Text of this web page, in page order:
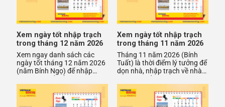
Xem ngày tốt nhập trạch
trong tháng 12 năm 2026
Xem ngay danh sách các
ngày tốt tháng 12 năm 2026
(năm Bính Ngọ) để nhập
hoàng
Xem ngày tốt nhập trạch
trong tháng 11 năm 2026
Tháng 11 năm 2026 (Bính
Tuất) là thời điểm lý tưởng để
dọn nhà, nhập trạch về nhà